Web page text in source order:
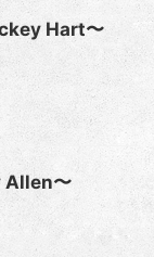
Hart〜
Allen〜